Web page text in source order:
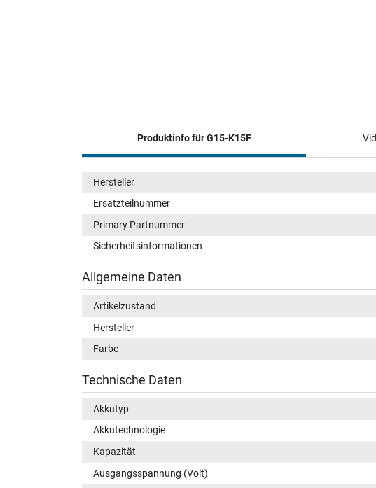
Produktinfo für G15-K15F
Hersteller
Ersatzteilnummer
Primary Partnummer
Sicherheitsinformationen
Allgemeine Daten
Artikelzustand
Hersteller
Farbe
Technische Daten
Akkutyp
Akkutechnologie
Kapazität
Ausgangsspannung (Volt)